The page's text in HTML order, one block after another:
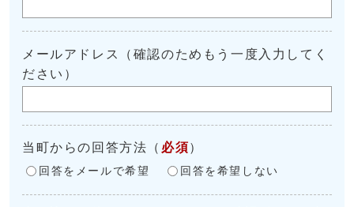
メールアドレス（確認のためもう一度入力してく
ださい）
当町からの回答方法 （ 必須 ）
回答をメールで希望 回答を希望しない